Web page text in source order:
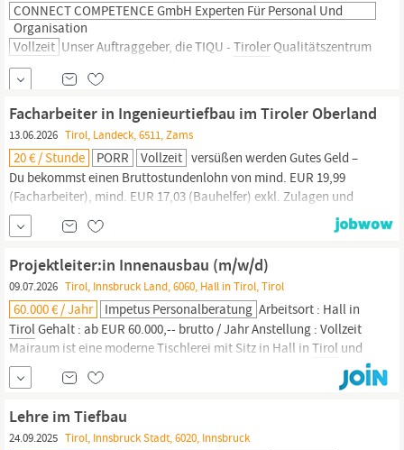
CONNECT COMPETENCE GmbH Experten Für Personal Und
Organisation
Vollzeit Unser Auftraggeber, die TIQU - Tiroler Qualitätszentrum
für Umwelt,
Bahnhof, ist ein aufstrebendes und dynamisch wachsendes
Tochterunternehmen der TIWAG - Tiroler
Wasserkraft AG. Das
Unternehmen erbringt interdisziplinäre Dienstleistungen im
Infrastrukturbau - von
Facharbeiter in Ingenieurtiefbau im Tiroler Oberland
13.06.2026 Tirol, Landeck, 6511, Zams
20 € / Stunde PORR Vollzeit versüßen werden Gutes Geld –
Du bekommst einen Bruttostundenlohn von mind. EUR 19,99
(Facharbeiter), mind. EUR 17,03 (Bauhelfer) exkl. Zulagen und
Prämien, Bringst du besondere Fähigkeiten mit, gibt’s auch gerne
mehr Dein Profil Abgeschlossene Lehre als Schalungs- und
Betonbauer, Tiefbauer oder alternativ lernbereite Quereinsteiger
Berufserfahrung im Konstruktiven Tiefbau Lesen von
Projektleiter:in Innenausbau (m/w/d)
09.07.2026 Tirol, Innsbruck Land, 6060, Hall in Tirol, Tirol
60.000 € / Jahr Impetus Personalberatung Arbeitsort : Hall in
TirolGehalt : ab EUR 60.000,-- brutto / Jahr Anstellung : Vollzeit
Mairaum ist eine moderne Tischlerei mit Sitz in Hall in Tirol und
spezialisiert auf hochwertigen Innenausbau sowie maßgefertigte
Möbellösungen. Als Teil der MACH Group entstehen in enger
Lehre im Tiefbau
24.09.2025 Tirol, Innsbruck Stadt, 6020, Innsbruck